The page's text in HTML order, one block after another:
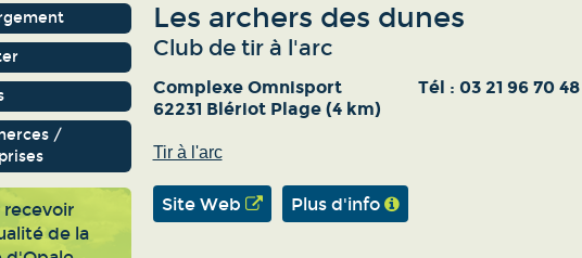
/
recevoir
de la
Les archers des dunes
Club de tir à l'arc
Complexe Omnisport
62231 Blériot Plage (4 km)
Tél : 03 21 96 70 48
Tir à l'arc
Site Web Plus d'info